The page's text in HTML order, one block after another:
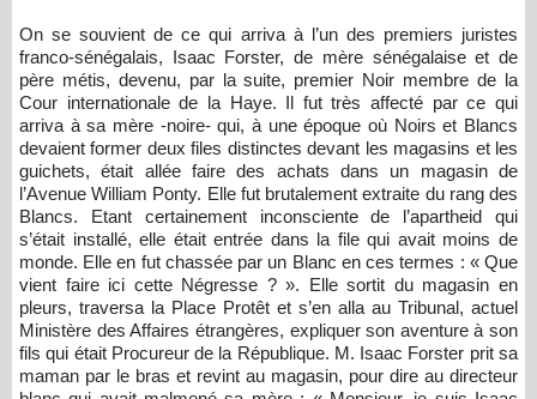
On se souvient de ce qui arriva à l’un des premiers juristes
franco-sénégalais, Isaac Forster, de mère sénégalaise et de
père métis, devenu, par la suite, premier Noir membre de la
Cour internationale de la Haye. Il fut très affecté par ce qui
arriva à sa mère -noire- qui, à une époque où Noirs et Blancs
devaient former deux files distinctes devant les magasins et les
guichets, était allée faire des achats dans un magasin de
l’Avenue William Ponty. Elle fut brutalement extraite du rang des
Blancs. Etant certainement inconsciente de l’apartheid qui
s’était installé, elle était entrée dans la file qui avait moins de
monde. Elle en fut chassée par un Blanc en ces termes : « Que
vient faire ici cette Négresse ? ». Elle sortit du magasin en
pleurs, traversa la Place Protêt et s’en alla au Tribunal, actuel
Ministère des Affaires étrangères, expliquer son aventure à son
fils qui était Procureur de la République. M. Isaac Forster prit sa
maman par le bras et revint au magasin, pour dire au directeur